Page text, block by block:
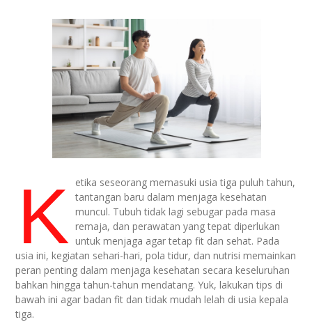
K etika seseorang memasuki usia tiga puluh tahun,
tantangan baru dalam menjaga kesehatan
muncul. Tubuh tidak lagi sebugar pada masa
remaja, dan perawatan yang tepat diperlukan
untuk menjaga agar tetap fit dan sehat. Pada
usia ini, kegiatan sehari-hari, pola tidur, dan nutrisi memainkan
peran penting dalam menjaga kesehatan secara keseluruhan
bahkan hingga tahun-tahun mendatang. Yuk, lakukan tips di
bawah ini agar badan fit dan tidak mudah lelah di usia kepala
tiga.